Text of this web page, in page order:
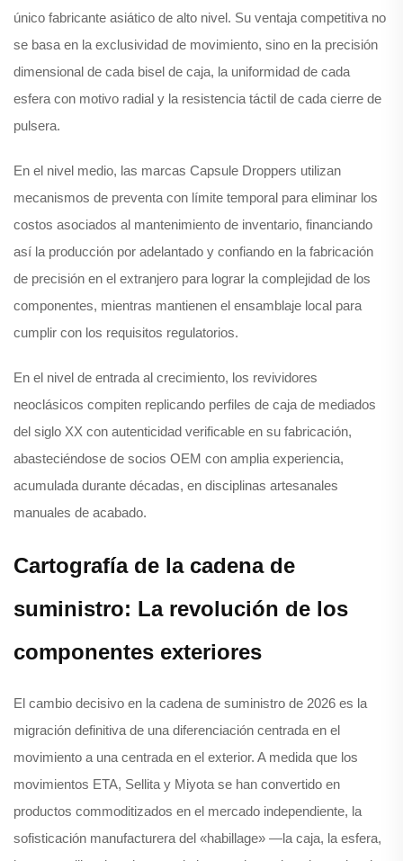
único fabricante asiático de alto nivel. Su ventaja competitiva no
se basa en la exclusividad de movimiento, sino en la precisión
dimensional de cada bisel de caja, la uniformidad de cada
esfera con motivo radial y la resistencia táctil de cada cierre de
pulsera.
En el nivel medio, las marcas Capsule Droppers utilizan
mecanismos de preventa con límite temporal para eliminar los
costos asociados al mantenimiento de inventario, financiando
así la producción por adelantado y confiando en la fabricación
de precisión en el extranjero para lograr la complejidad de los
componentes, mientras mantienen el ensamblaje local para
cumplir con los requisitos regulatorios.
En el nivel de entrada al crecimiento, los revividores
neoclásicos compiten replicando perfiles de caja de mediados
del siglo XX con autenticidad verificable en su fabricación,
abasteciéndose de socios OEM con amplia experiencia,
acumulada durante décadas, en disciplinas artesanales
manuales de acabado.
Cartografía de la cadena de
suministro: La revolución de los
componentes exteriores
El cambio decisivo en la cadena de suministro de 2026 es la
migración definitiva de una diferenciación centrada en el
movimiento a una centrada en el exterior. A medida que los
movimientos ETA, Sellita y Miyota se han convertido en
productos commoditizados en el mercado independiente, la
sofisticación manufacturera del «habillage» —la caja, la esfera,